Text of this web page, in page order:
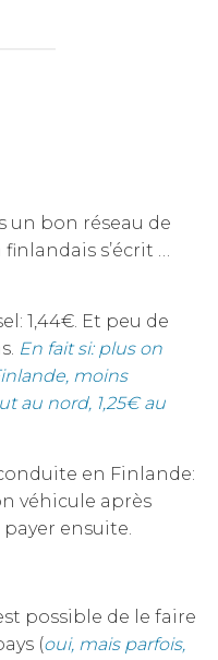
un bon réseau de
s’écrit …
1,44€. Et peu de
En fait si: plus on
moins
au nord, 1,25€ au
en Finlande:
véhicule après
payer ensuite.
possible de le faire
(oui, mais parfois,